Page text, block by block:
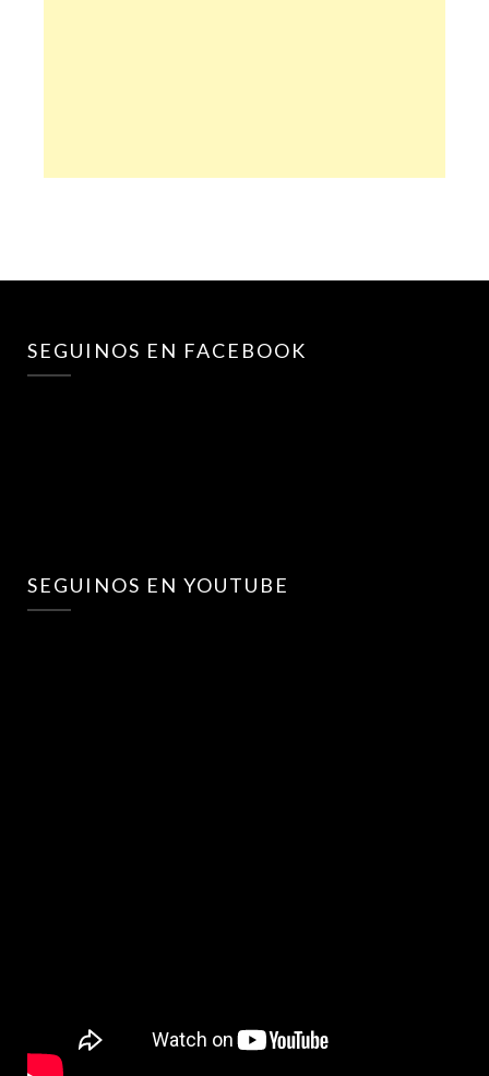
SEGUINOS EN FACEBOOK
SEGUINOS EN YOUTUBE